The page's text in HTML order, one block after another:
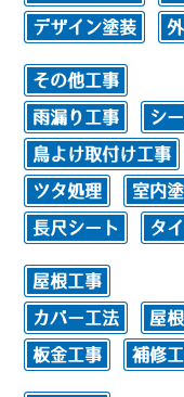
デザイン塗装
その他工事
雨漏り工事 シ
鳥よけ取付け工事
ツタ処理 室内
長尺シート タ
屋根工事
カバー工法 屋
板金工事 補修